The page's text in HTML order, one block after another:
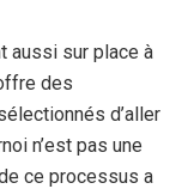
aussi sur place à
des
d’aller
n’est pas une
ce processus a